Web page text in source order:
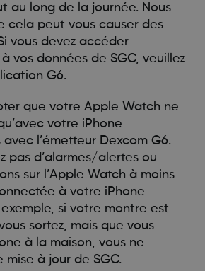
au long de la journée. Nous
cela peut vous causer des
vous devez accéder
vos données de SGC, veuillez
G6.
que votre Apple Watch ne
votre iPhone
l’émetteur Dexcom G6.
pas d’alarmes/alertes ou
sur l’Apple Watch à moins
à votre iPhone
si votre montre est
sortez, mais que vous
à la maison, vous ne
mise à jour de SGC.